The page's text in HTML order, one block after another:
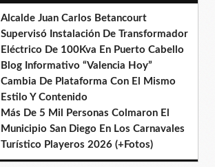
Alcalde Juan Carlos Betancourt
Supervisó Instalación De Transformador
Eléctrico De 100Kva En Puerto Cabello
Blog Informativo “Valencia Hoy”
Cambia De Plataforma Con El Mismo
Estilo Y Contenido
Más De 5 Mil Personas Colmaron El
Municipio San Diego En Los Carnavales
Turístico Playeros 2026 (+Fotos)